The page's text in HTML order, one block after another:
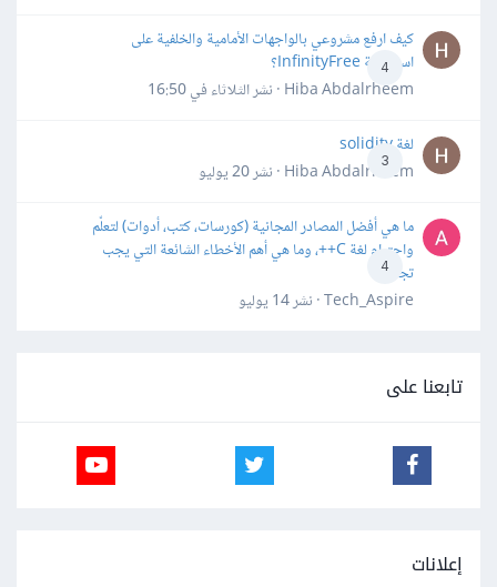
4
كيف ارفع مشروعي بالواجهات الأمامية والخلفية على
استضافة InfinityFree؟
Hiba Abdalrheem · نشر
الثلاثاء في 16:50
3
لغة solidity
Hiba Abdalrheem · نشر
20 يوليو
4
ما هي أفضل المصادر المجانية (كورسات، كتب، أدوات) لتعلّم
واحترام لغة C++، وما هي أهم الأخطاء الشائعة التي يجب
تجنبها؟
Tech_Aspire · نشر
14 يوليو
تابعنا على
إعلانات